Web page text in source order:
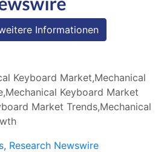
Informationen
Keyboard Market,Mechanical
Keyboard Market
Market Trends,Mechanical
, Research Newswire